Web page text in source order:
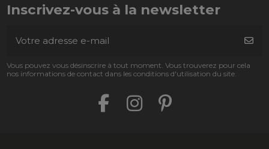
Inscrivez-vous à la newsletter
Vous pouvez vous désinscrire à tout moment. Vous trouverez pour cela
nos informations de contact dans les conditions d'utilisation du site.